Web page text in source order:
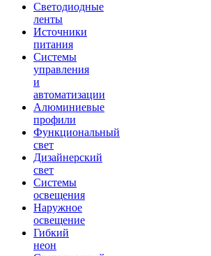
Светодиодные
ленты
Источники
питания
Системы
управления
и
автоматизации
Алюминиевые
профили
Функциональный
свет
Дизайнерский
свет
Системы
освещения
Наружное
освещение
Гибкий
неон